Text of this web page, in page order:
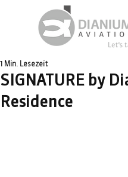
SIGNATURE by
Residence
1 Min. Lesezeit